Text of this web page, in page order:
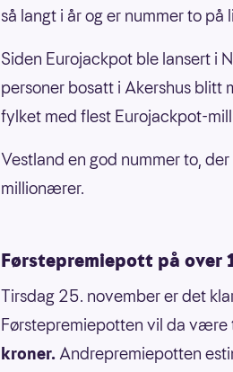
så langt i år og er nummer to på
Siden Eurojackpot ble lansert i
personer bosatt i Akershus
fylket med flest Eurojackpot-
Vestland en god nummer to,
millionærer.
Førstepremiepott på over
Tirsdag 25. november er det
Førstepremiepotten vil da være
kroner.Andrepremiepotten